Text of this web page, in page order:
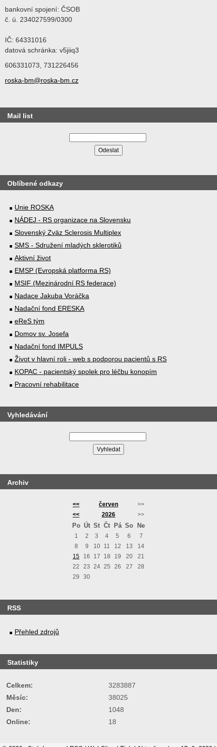
bankovní spojení: ČSOB
č. ú. 234027599/0300
IČ: 64331016
datová schránka: v5jiiq3
606331073, 731226456
roska-bm@roska-bm.cz
Mail list
Oblíbené odkazy
Unie ROSKA
NÁDEJ - RS organizace na Slovensku
Slovenský Zväz Sclerosis Multiplex
SMS - Sdružení mladých sklerotiků
Aktivní život
EMSP (Evropská platforma RS)
MSIF (Mezinárodní RS federace)
Nadace Jakuba Voráčka
Nadační fond ERESKA
eReS tým
Domov sv. Josefa
Nadační fond IMPULS
Život v hlavní roli - web s podporou pacientů s RS
KOPAC - pacientský spolek pro léčbu konopím
Pracovní rehabilitace
Vyhledávání
Archiv
<< červen
>>
<<
2026 >>
Po Út St Čt Pá So Ne
1 2 3 4 5 6
7
8
9 10 11 12 13
14
15
16 17 18 19 20
21
22
23 24 25 26 27
28
29
30
RSS
Přehled zdrojů
Statistiky
Online: 18
Celkem:
3283887
Měsíc:
38025
Den:
1048